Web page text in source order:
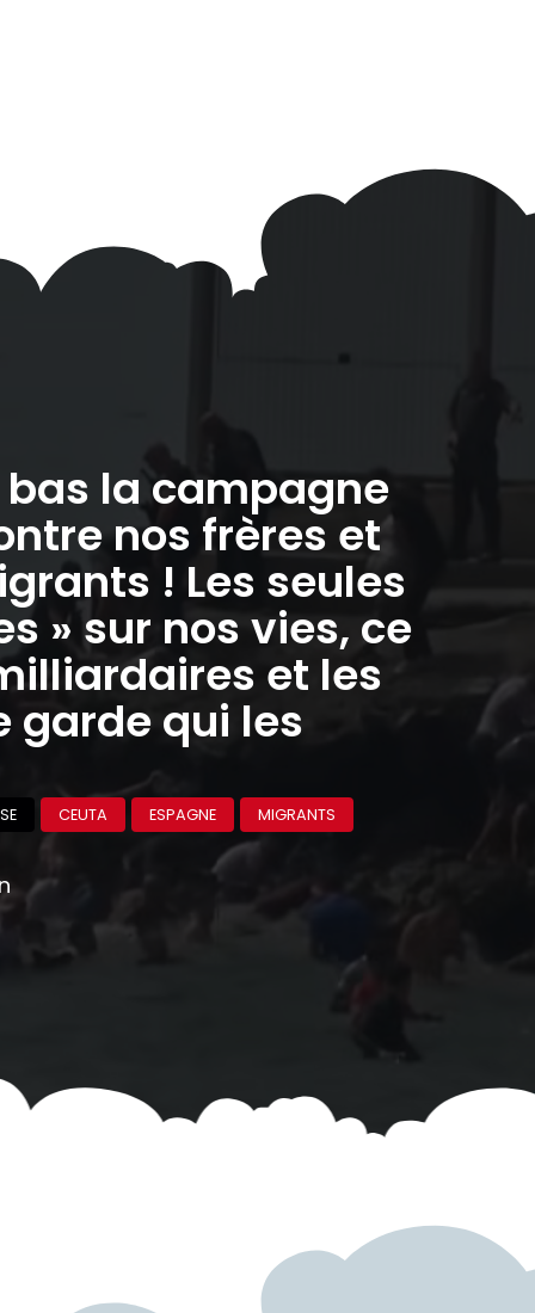
bas la campagne
nos frères et
! Les seules
» sur nos vies, ce
et les
garde qui les
CEUTA ESPAGNE
MIGRANTS